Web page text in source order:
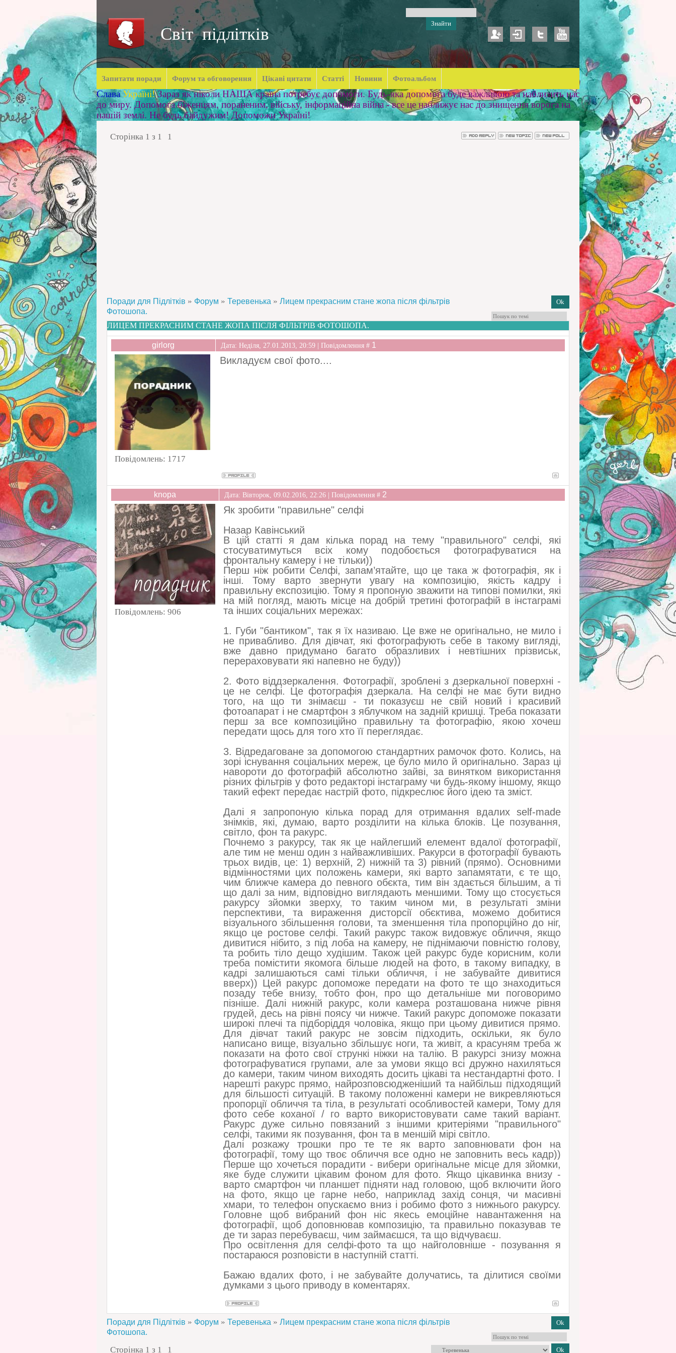
Світ підлітків
Запитати поради Форум та обговорення Цікаві цитати Статті Новини Фотоальбом
Слава Україні! Зараз як ніколи НАША країна потребує допомоги. Будь-яка допомога буде важливою та наблизить нас
до миру. Допомога біженцям, пораненим, війську, інформаційна війна - все це наближує нас до знищення ворога на
нашій землі. Не будь байдужим! Допоможи Україні!
Сторінка 1 з 1 1
Поради для Підлітків » Форум » Теревенька » Лицем прекрасним стане жопа після фільтрів
Фотошопа.
ЛИЦЕМ ПРЕКРАСНИМ СТАНЕ ЖОПА ПІСЛЯ ФІЛЬТРІВ ФОТОШОПА.
girlorg Дата: Неділя, 27.01.2013, 20:59 | Повідомлення # 1
Повідомлень: 1717
Викладуєм свої фото....
knopa Дата: Вівторок, 09.02.2016, 22:26 | Повідомлення # 2
Повідомлень: 906
Як зробити "правильне" селфі
Назар Кавінський
В цій статті я дам кілька порад на тему "правильного" селфі, які
стосуватимуться всіх кому подобоється фотографуватися на
фронтальну камеру і не тільки))
Перш ніж робити Селфі, запам’ятайте, що це така ж фотографія, як і
інші. Тому варто звернути увагу на композицію, якість кадру і
правильну експозицію. Тому я пропоную зважити на типові помилки, які
на мій погляд, мають місце на добрій третині фотографій в інстаграмі
та інших соціальних мережах:
1. Губи "бантиком", так я їх називаю. Це вже не оригінально, не мило і
не привабливо. Для дівчат, які фотографують себе в такому вигляді,
вже давно придумано багато образливих і невтішних прізвиськ,
перераховувати які напевно не буду))
2. Фото віддзеркалення. Фотографії, зроблені з дзеркальної поверхні -
це не селфі. Це фотографія дзеркала. На селфі не має бути видно
того, на що ти знімаєш - ти показуєш не свій новий і красивий
фотоапарат і не смартфон з яблучком на задній кришці. Треба показати
перш за все композиційно правильну та фотографію, якою хочеш
передати щось для того хто її переглядає.
3. Відредаговане за допомогою стандартних рамочок фото. Колись, на
зорі існування соціальних мереж, це було мило й оригінально. Зараз ці
навороти до фотографій абсолютно зайві, за винятком використання
різних фільтрів у фото редакторі інстаграму чи будь-якому іншому, якщо
такий ефект передає настрій фото, підкреслює його ідею та зміст.
Далі я запропоную кілька порад для отримання вдалих self-made
знімків, які, думаю, варто розділити на кілька блоків. Це позування,
світло, фон та ракурс.
Почнемо з ракурсу, так як це найлегший елемент вдалої фотографії,
але тим не менш один з найважливіших. Ракурси в фотографії бувають
трьох видів, це: 1) верхній, 2) нижній та 3) рівний (прямо). Основними
відмінностями цих положень камери, які варто запамятати, є те що,
чим ближче камера до певного обєкта, тим він здається більшим, а ті
що далі за ним, відповідно виглядають меншими. Тому що стосується
ракурсу зйомки зверху, то таким чином ми, в результаті зміни
перспективи, та вираження дисторсії обєктива, можемо добитися
візуального збільшення голови, та зменшення тіла пропорційно до ніг,
якщо це ростове селфі. Такий ракурс також видовжує обличчя, якщо
дивитися нібито, з під лоба на камеру, не піднімаючи повністю голову,
та робить тіло дещо худішим. Також цей ракурс буде корисним, коли
треба помістити якомога більше людей на фото, в такому випадку, в
кадрі залишаються самі тільки обличчя, і не забувайте дивитися
вверх)) Цей ракурс допоможе передати на фото те що знаходиться
позаду тебе внизу, тобто фон, про що детальніше ми поговоримо
пізніше. Далі нижній ракурс, коли камера розташована нижче рівня
грудей, десь на рівні поясу чи нижче. Такий ракурс допоможе показати
широкі плечі та підборіддя чоловіка, якщо при цьому дивитися прямо.
Для дівчат такий ракурс не зовсім підходить, оскільки, як було
написано вище, візуально збільшує ноги, та живіт, а красуням треба ж
показати на фото свої стрункі ніжки на талію. В ракурсі знизу можна
фотографуватися групами, але за умови якщо всі дружно нахиляться
до камери, таким чином виходять досить цікаві та нестандартні фото. І
нарешті ракурс прямо, найрозповсюдженіший та найбільш підходящий
для більшості ситуацій. В такому положенні камери не викревляються
пропорції обличчя та тіла, в результаті особливостей камери, Тому для
фото себе коханої / го варто використовувати саме такий варіант.
Ракурс дуже сильно повязаний з іншими критеріями "правильного"
селфі, такими як позування, фон та в меншій мірі світло.
Далі розкажу трошки про те те як варто заповнювати фон на
фотографії, тому що твоє обличчя все одно не заповнить весь кадр))
Перше що хочеться порадити - вибери оригінальне місце для зйомки,
яке буде служити цікавим фоном для фото. Якщо цікавинка внизу -
варто смартфон чи планшет підняти над головою, щоб включити його
на фото, якщо це гарне небо, наприклад захід сонця, чи масивні
хмари, то телефон опускаємо вниз і робимо фото з нижнього ракурсу.
Головне щоб вибраний фон ніс якесь емоційне навантаження на
фотографії, щоб доповнював композицію, та правильно показував те
де ти зараз перебуваєш, чим займаєшся, та що відчуваєш.
Про освітлення для селфі-фото та що найголовніше - позування я
постараюся розповісти в наступній статті.
Бажаю вдалих фото, і не забувайте долучатись, та ділитися своїми
думками з цього приводу в коментарях.
Поради для Підлітків » Форум » Теревенька » Лицем прекрасним стане жопа після фільтрів
Фотошопа.
Сторінка 1 з 1
1